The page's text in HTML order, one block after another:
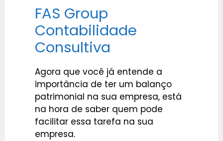
FAS Group
Contabilidade
Consultiva
Agora que você já entende a
importância de ter um balanço
patrimonial na sua empresa, está
na hora de saber quem pode
facilitar essa tarefa na sua
empresa.